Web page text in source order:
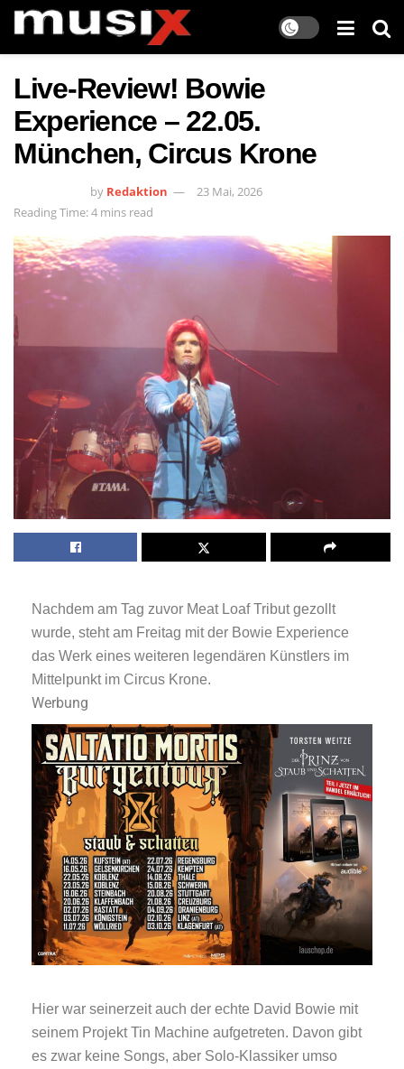
Live-Review! Bowie
Experience – 22.05.
München, Circus Krone
by Redaktion
23 Mai, 2026
Reading Time: 4 mins read
Nachdem am Tag zuvor Meat Loaf Tribut gezollt
wurde, steht am Freitag mit der Bowie Experience
das Werk eines weiteren legendären Künstlers im
Mittelpunkt im Circus Krone.
Werbung
Hier war seinerzeit auch der echte David Bowie mit
seinem Projekt Tin Machine aufgetreten. Davon gibt
es zwar keine Songs, aber Solo-Klassiker umso